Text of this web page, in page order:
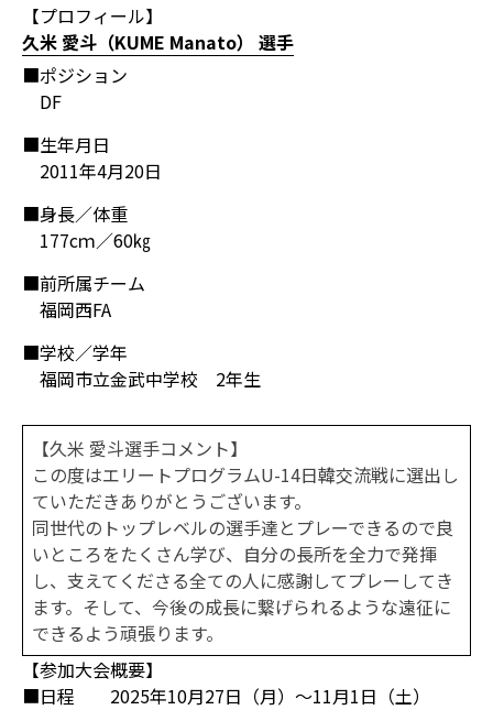
【プロフィール】
久米 愛斗（KUME Manato） 選手
■ポジション
DF
■生年月日
2011年4月20日
■身長／体重
177cｍ／60㎏
■前所属チーム
福岡西FA
■学校／学年
福岡市立金武中学校 2年生
【久米 愛斗選手コメント】
この度はエリートプログラムU-14日韓交流戦に選出し
ていただきありがとうございます。
同世代のトップレベルの選手達とプレーできるので良
いところをたくさん学び、自分の長所を全力で発揮
し、支えてくださる全ての人に感謝してプレーしてき
ます。そして、今後の成長に繋げられるような遠征に
できるよう頑張ります。
【参加大会概要】
■日程 2025年10月27日（月）～11月1日（土）